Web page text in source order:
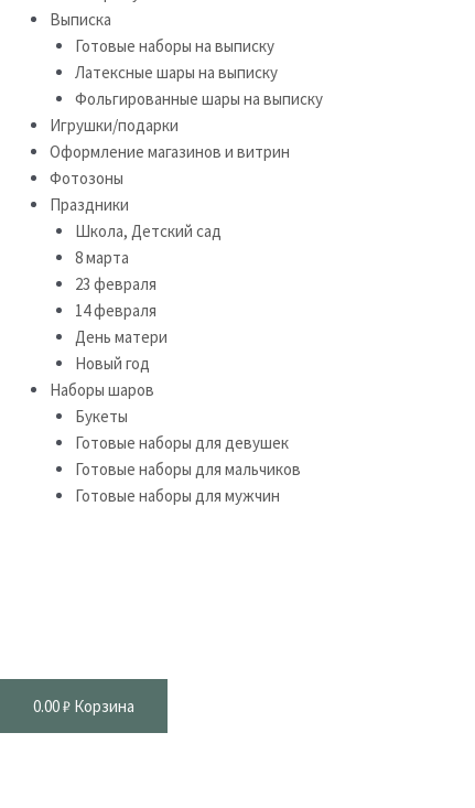
Выписка
Готовые наборы на выписку
Латексные шары на выписку
Фольгированные шары на выписку
Игрушки/подарки
Оформление магазинов и витрин
Фотозоны
Праздники
Школа, Детский сад
8 марта
23 февраля
14 февраля
День матери
Новый год
Наборы шаров
Букеты
Готовые наборы для девушек
Готовые наборы для мальчиков
Готовые наборы для мужчин
0.00₽ Корзина